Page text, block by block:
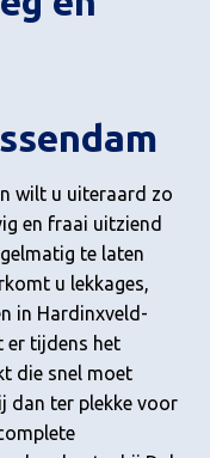
wilt u uiteraard zo
en fraai uitziend
te laten
u lekkages,
in Hardinxveld-
er tijdens het
die snel moet
dan ter plekke voor